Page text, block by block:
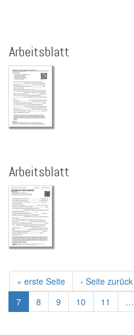
Arbeitsblatt
Arbeitsblatt
Seitennummerierung
Erste
Seite
« erste Seite
Vorherige
Seite
‹ Seite zurück
Aktuelle
Seite
7 Page
8 Page
9 Page
10 Page
11 …